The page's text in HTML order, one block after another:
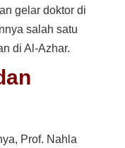
gelar doktor di
salah satu
di Al-Azhar.
Prof. Nahla